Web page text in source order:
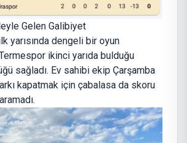
Gelen Galibiyet
yarısında dengeli bir oyun
ikinci yarıda bulduğu
sağladı. Ev sahibi ekip Çarşamba
kapatmak için çabalasa da skoru